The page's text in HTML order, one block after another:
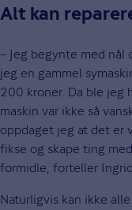
Alt kan
– Jeg begynte med
jeg en gammel
200 kroner. Da ble jeg
maskin var ikke så
oppdaget jeg at det er
fikse og skape ting
formidle, forteller
Naturligvis kan ikke